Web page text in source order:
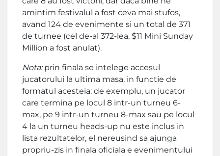
amintim festivalul a fost ceva mai stufos,
avand 124 de evenimente si un total de 371
de turnee (cel de-al 372-lea, $11 Mini Sunday
Million a fost anulat).
Nota:prin finala se intelege accesul
jucatorului la ultima masa, in functie de
formatul acesteia: de exemplu, un jucator
care termina pe locul 8 intr-un turneu 6-
max, pe 9 intr-un turneu 8-max sau pe locul
4 la un turneu heads-up nu este inclus in
lista rezultatelor, el nereusind sa ajunga
propriu-zis in finala oficiala e evenimentului